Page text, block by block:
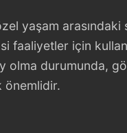
yaşam arasındaki
faaliyetler için
durumunda,
önemlidir.